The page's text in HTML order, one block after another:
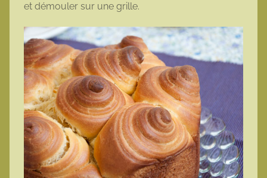
et démouler sur une grille.